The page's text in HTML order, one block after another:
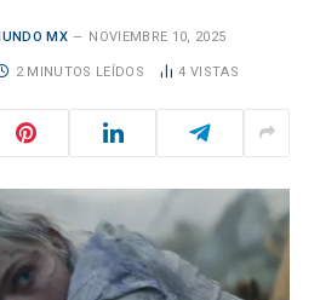
MX NOVIEMBRE 10, 2025
2 MINUTOS LEÍDOS 4 VISTAS